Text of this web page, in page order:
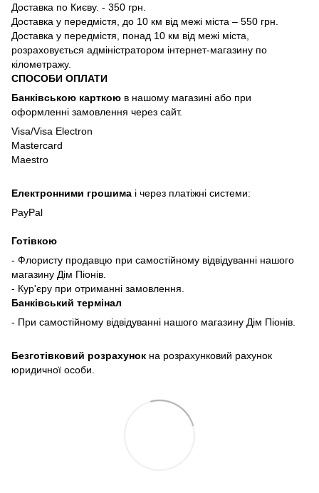
Доставка по Києву. - 350 грн.
Доставка у передмістя, до 10 км від межі міста – 550 грн.
Доставка у передмістя, понад 10 км від межі міста,
розраховується адміністратором інтернет-магазину по
кілометражу.
СПОСОБИ ОПЛАТИ
Банківською карткою в нашому магазині або при
оформленні замовлення через сайт.
Visa/Visa Electron
Mastercard
Maestro
Електронними грошима і через платіжні системи:
PayPal
Готівкою
- Флористу продавцю при самостійному відвідуванні нашого
магазину Дім Піонів.
- Кур'єру при отриманні замовлення.
Банківський термінал
- При самостійному відвідуванні нашого магазину Дім Піонів.
Безготівковий розрахунок на розрахунковий рахунок
юридичної особи.